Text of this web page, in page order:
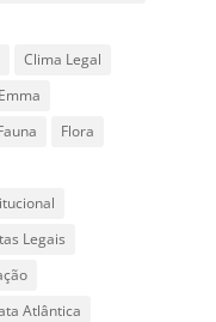
Clima Legal
Flora
Legais
Atlântica